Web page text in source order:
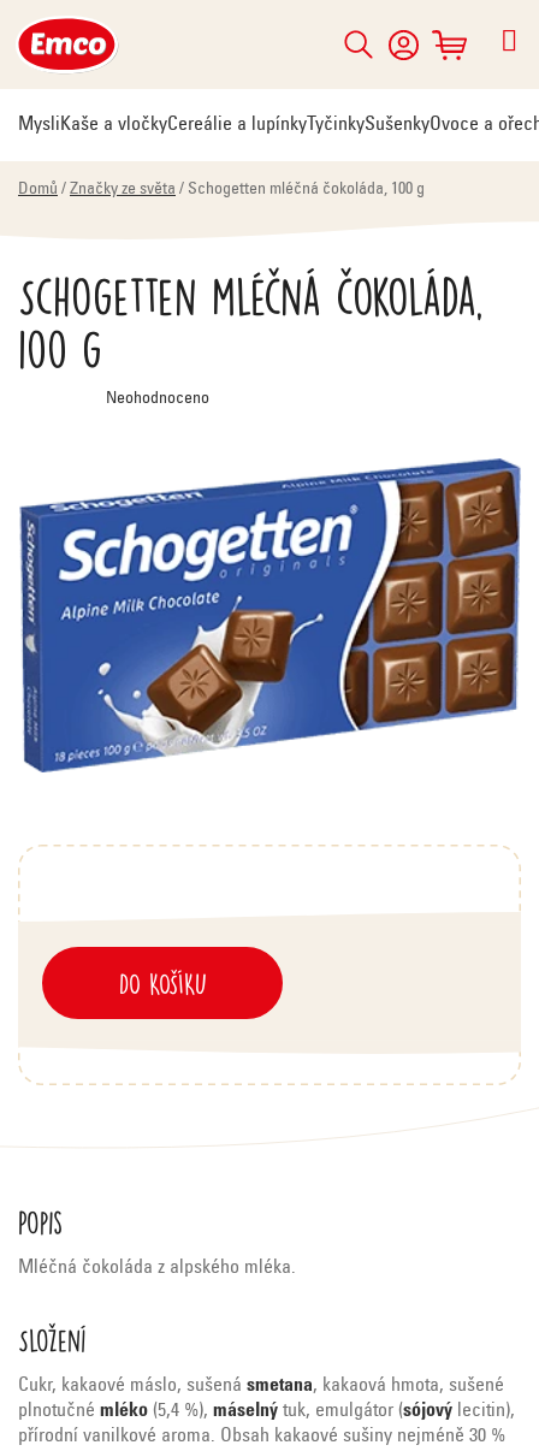
na
obsah
Hledat
NÁKUPNÍ
KOŠÍK
MysliKaše a vločkyCereálie a lupínky TyčinkySušenkyOvoce a
Domů / Značky ze světa / Schogetten mléčná čokoláda, 100 g
DO KOŠÍKU
Schogetten mléčná čokoláda,
100 g
Průměrné
hodnocení
Neohodnoceno
Popis
Mléčná čokoláda z alpského mléka.
Složení
Cukr, kakaové máslo, sušená smetana, kakaová hmota, sušené
plnotučné mléko (5,4 %), máselný tuk, emulgátor (sójový lecitin),
přírodní vanilkové aroma. Obsah kakaové sušiny nejméně 30 %